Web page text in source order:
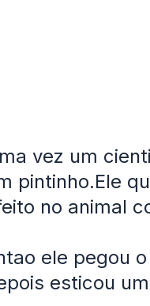
vez um
pintinho.Ele
no animal
ele pegou
esticou